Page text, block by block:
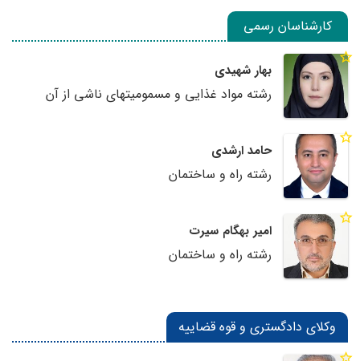
کارشناسان رسمی
بهار شهیدی
رشته مواد غذایی و مسمومیتهای ناشی از آن
حامد ارشدی
رشته راه و ساختمان
امیر بهگام سیرت
رشته راه و ساختمان
وکلای دادگستری و قوه قضاییه